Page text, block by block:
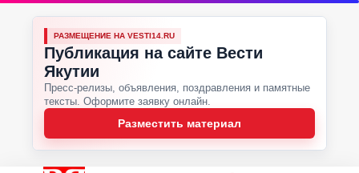
РАЗМЕЩЕНИЕ НА VESTI14.RU
Публикация на сайте Вести
Якутии
Пресс-релизы, объявления, поздравления и памятные
тексты. Оформите заявку онлайн.
Разместить материал